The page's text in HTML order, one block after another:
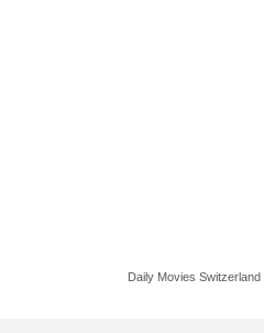
Daily Movies Switzerland